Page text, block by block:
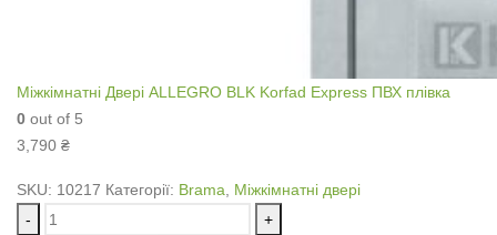
Міжкімнатні Двері ALLEGRO BLK Korfad Express ПВХ плівка
0 out of 5
3,790 ₴
SKU: 10217 Категорії: Brama
Міжкімнатні двері
-
+